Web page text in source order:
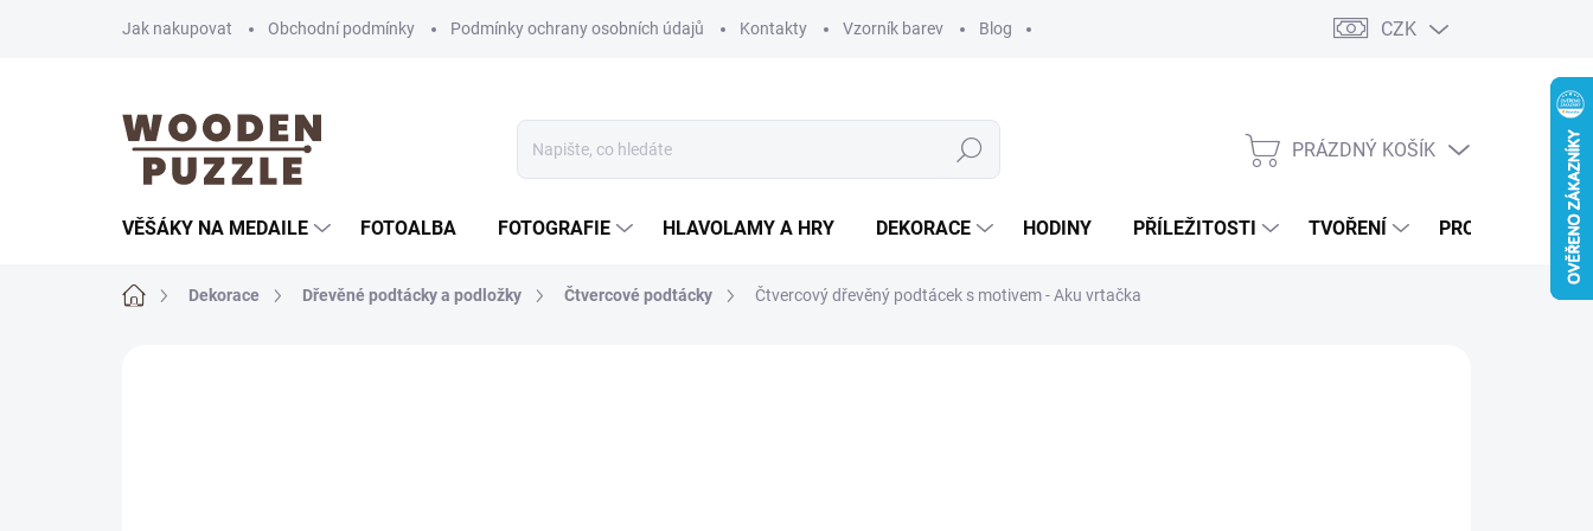
Jak nakupovat Obchodní podmínky Podmínky ochrany osobních údajů Kontakty Vzorník barev Blog CZK
Hledat
NÁKUPNÍ
PRÁZDNÝ KOŠÍK
VĚŠÁKY NA MEDAILE FOTOALBA FOTOGRAFIE HLAVOLAMY A HRY DEKORACE HODINY PŘÍLEŽITOSTI TVOŘENÍ PRO FIRMY
Domů Dekorace Dřevěné podtácky a podložky Čtvercové podtácky Čtvercový dřevěný podtácek s motivem - Aku vrtačka